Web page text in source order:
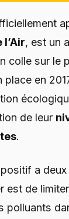
, est un
colle sur le
en
de leur
.
a
est de
polluants